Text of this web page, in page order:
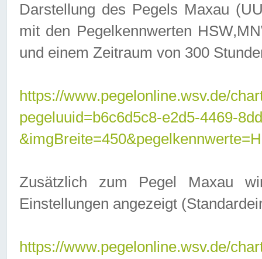
Darstellung des Pegels Maxau
mit den Pegelkennwerten
und einem Zeitraum von 300
https://www.pegelonline.wsv.de/
pegeluuid=b6c6d5c8-e2d5-4469-
Zusätzlich zum Pegel Maxau
Einstellungen angezeigt
https://www.pegelonline.wsv.de/